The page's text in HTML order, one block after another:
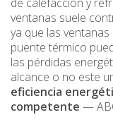
ventanas suele
ya que las
puente térmico
las pérdidas
alcance o no este
eficiencia
competente —